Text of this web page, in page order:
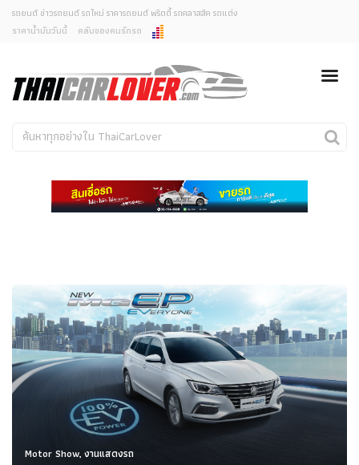
ยกเลิกการแจ้งเตือน
คุณต้องการยกเลิกการแจ้งเตือนข่าวสารเมื่อมีการอัพเดต
ใช่หรือไม่?
ไม่
รถยนต์ ข่าวรถยนต์ รถใหม่ ราคารถยนต์ พริตตี้ รถคลาสสิค รถแต่ง
ราคาน้ำมันวันนี้
คลับของคนรักรถ
รถใหม่
คนรักรถ
งานแสดงรถ
Motor Show, งานแสดงรถ